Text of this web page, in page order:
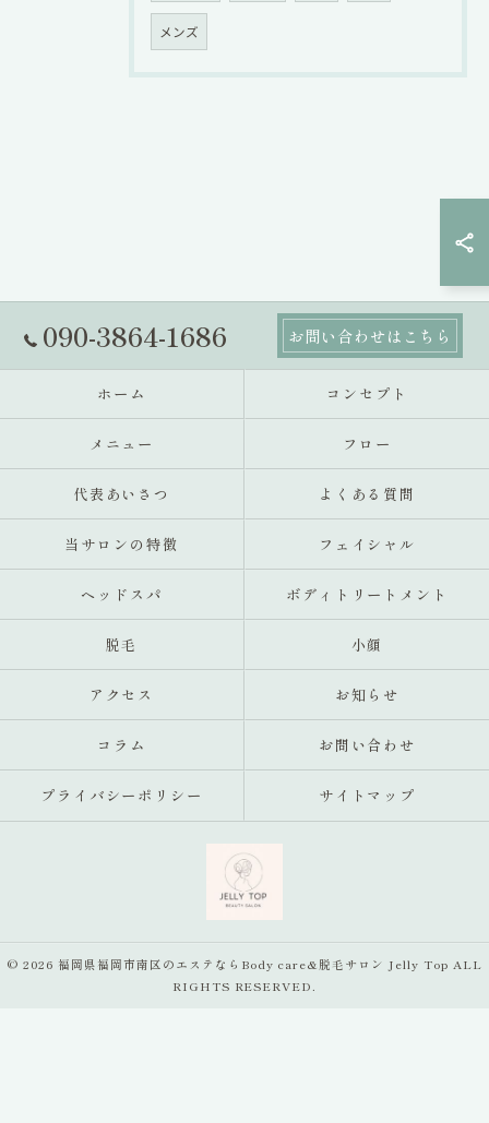
メンズ
090-3864-1686 お問い合わせはこちら
ホーム コンセプト
メニュー フロー
代表あいさつ よくある質問
当サロンの特徴 フェイシャル
ヘッドスパ ボディトリートメント
脱毛 小顔
アクセス お知らせ
コラム お問い合わせ
プライバシーポリシー サイトマップ
© 2026 福岡県福岡市南区のエステならBody care&脱毛サロン Jelly Top ALL
RIGHTS RESERVED.